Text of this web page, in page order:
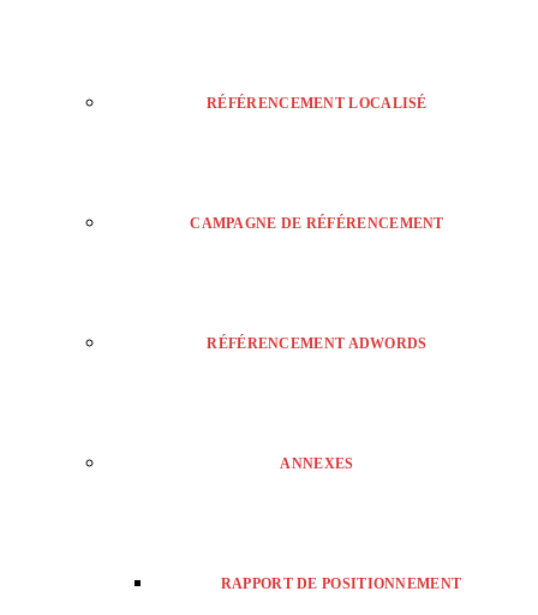
RÉFÉRENCEMENT LOCALISÉ
CAMPAGNE DE RÉFÉRENCEMENT
RÉFÉRENCEMENT ADWORDS
ANNEXES
RAPPORT DE POSITIONNEMENT